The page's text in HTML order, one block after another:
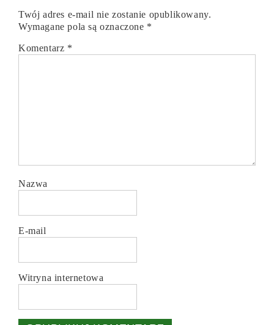
Twój adres e-mail nie zostanie opublikowany.
Wymagane pola są oznaczone *
Komentarz *
Nazwa
E-mail
Witryna internetowa